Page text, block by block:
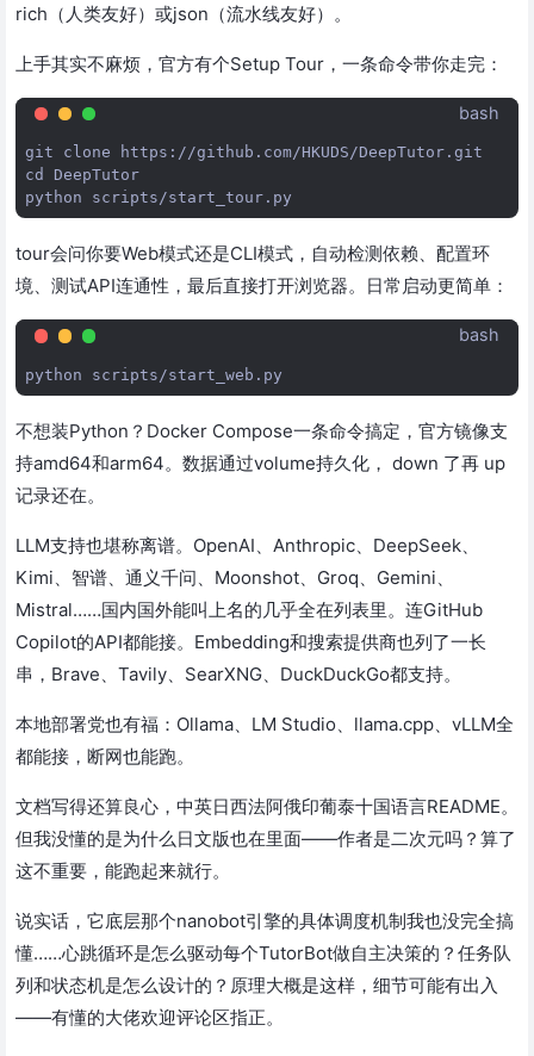
rich（人类友好）或json（流水线友好）。
上手其实不麻烦，官方有个Setup Tour，一条命令带你走完：
bash
git clone
cd
DeepTutor
python
tour会问你要Web模式还是CLI模式，自动检测依赖、配置环
境、测试API连通性，最后直接打开浏览器。日常启动更简单：
bash
python
不想装Python？Docker Compose一条命令搞定，官方镜像支
持amd64和arm64。数据通过volume持久化， down 了再 up
记录还在。
LLM支持也堪称离谱。OpenAI、Anthropic、DeepSeek、
Kimi、智谱、通义千问、Moonshot、Groq、Gemini、
Mistral……国内国外能叫上名的几乎全在列表里。连GitHub
Copilot的API都能接。Embedding和搜索提供商也列了一长
串，Brave、Tavily、SearXNG、DuckDuckGo都支持。
本地部署党也有福：Ollama、LM Studio、llama.cpp、vLLM全
都能接，断网也能跑。
文档写得还算良心，中英日西法阿俄印葡泰十国语言README。
但我没懂的是为什么日文版也在里面——作者是二次元吗？算了
这不重要，能跑起来就行。
说实话，它底层那个nanobot引擎的具体调度机制我也没完全搞
懂……心跳循环是怎么驱动每个TutorBot做自主决策的？任务队
列和状态机是怎么设计的？原理大概是这样，细节可能有出入
——有懂的大佬欢迎评论区指正。